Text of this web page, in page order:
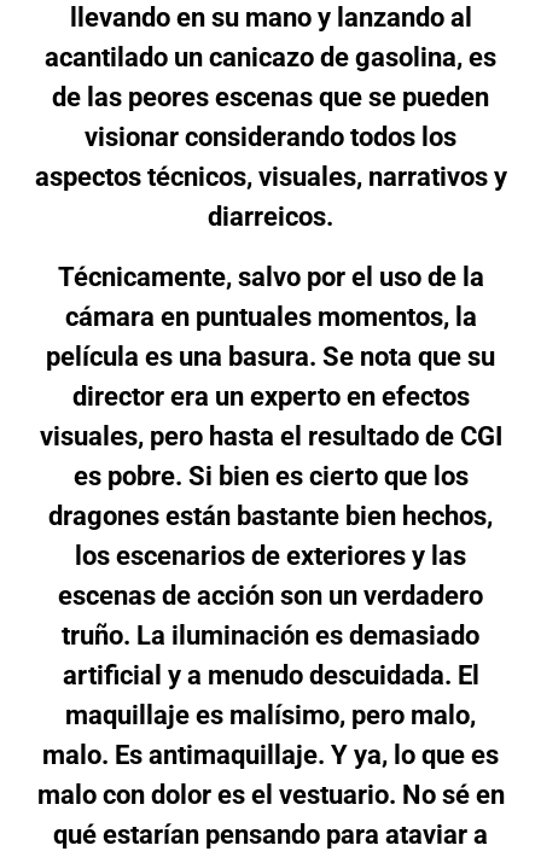
llevando en su mano y lanzando al
acantilado un canicazo de gasolina, es
de las peores escenas que se pueden
visionar considerando todos los
aspectos técnicos, visuales, narrativos y
diarreicos.
Técnicamente, salvo por el uso de la
cámara en puntuales momentos, la
película es una basura. Se nota que su
director era un experto en efectos
visuales, pero hasta el resultado de CGI
es pobre. Si bien es cierto que los
dragones están bastante bien hechos,
los escenarios de exteriores y las
escenas de acción son un verdadero
truño. La iluminación es demasiado
artificial y a menudo descuidada. El
maquillaje es malísimo, pero malo,
malo. Es antimaquillaje. Y ya, lo que es
malo con dolor es el vestuario. No sé en
qué estarían pensando para ataviar a